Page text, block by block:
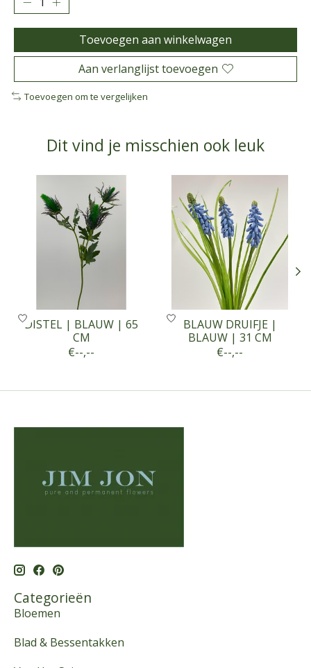
Toevoegen aan winkelwagen
Aan verlanglijst toevoegen
Toevoegen om te vergelijken
Dit vind je misschien ook leuk
Items van productcarrousel
DISTEL | BLAUW | 65
CM
€--,--
BLAUW DRUIFJE |
BLAUW | 31 CM
€--,--
Categorieën
Bloemen
Blad & Bessentakken